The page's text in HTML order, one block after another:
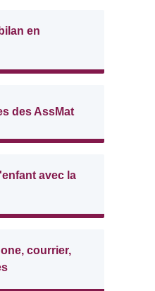
en
des AssMat
avec la
courrier,